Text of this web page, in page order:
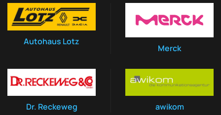
Autohaus Lotz
Merck
Dr. Reckeweg awikom